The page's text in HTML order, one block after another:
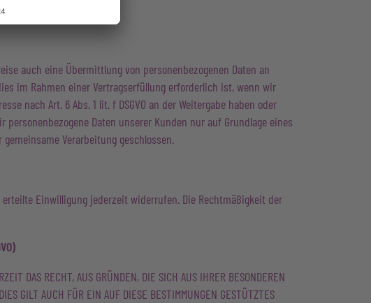
auch eine Übermittlung von personenbezogenen Daten an
im Rahmen einer Vertragserfüllung erforderlich ist, wenn wir
nach Art. 6 Abs. 1 lit. f DSGVO an der Weitergabe haben oder
Daten unserer Kunden nur auf Grundlage eines
Verarbeitung geschlossen.
Einwilligung jederzeit widerrufen. Die Rechtmäßigkeit der
DAS RECHT, AUS GRÜNDEN, DIE SICH AUS IHRER BESONDEREN
GILT AUCH FÜR EIN AUF DIESE BESTIMMUNGEN GESTÜTZTES